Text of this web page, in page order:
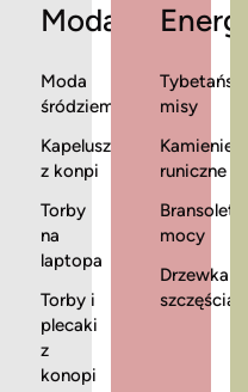
Moda
Moda
śródziemnomorska
Kapelusze
z konpi
Torby
na
laptopa
Torby i
plecaki
z
konopi
Energia
Tybetańskie
misy
Kamienie
runiczne
Bransoletki
mocy
Drzewka
szczęścia